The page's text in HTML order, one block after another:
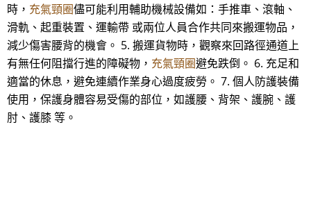
時， 充氣頸圈儘可能利用輔助機械設備如：手推車、滾軸、
滑軌、起重裝置、運輸帶 或兩位人員合作共同來搬運物品，
減少傷害腰背的機會。 5. 搬運貨物時，觀察來回路徑通道上
有無任何阻擋行進的障礙物， 充氣頸圈避免跌倒。 6. 充足和
適當的休息，避免連續作業身心過度疲勞。 7. 個人防護裝備
使用，保護身體容易受傷的部位，如護腰、背架、護腕、護
肘、護膝 等。